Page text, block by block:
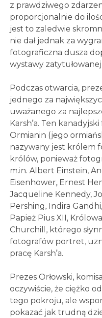
z prawdziwego
proporcjonalnie do
jest to zaledwie
nie dał jednak za
fotograficzna dusza
wystawy zatytułowanej
Podczas otwarcia,
jednego za
uważanego za
Karsh’a. Ten
Ormianin (jego
nazywany jest królem
królów, ponieważ
m.in. Albert Einstein,
Eisenhower, Ernest
Jacqueline Kennedy,
Pershing, Indira
Papież Pius XII,
Churchill, którego
fotografów portret,
pracę Karsh’a.
Prezes Orłowski,
oczywiście, że ciężko
tego pokroju, ale
pokazać jak trudną